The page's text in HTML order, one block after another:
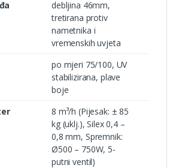
debljina 46mm,
tretirana protiv
nametnika i
vremenskih uvjeta
po mjeri 75/100, UV
stabilizirana, plave
boje
8 m³/h (Pijesak: ± 85
kg (uklj.), Silex 0,4 –
0,8 mm, Spremnik:
Ø500 – 750W, 5-
putni ventil)